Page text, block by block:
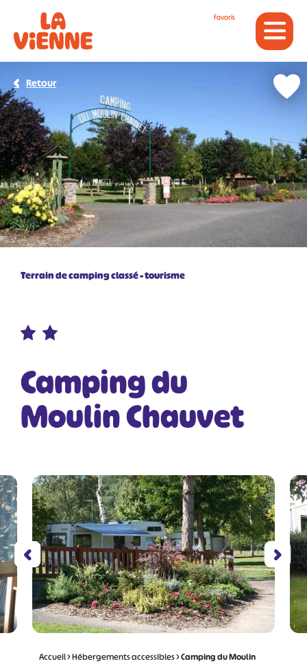
Favoris
Terrain de camping classé - tourisme
Camping du
Moulin Chauvet
Retour
Accueil>Hébergements accessibles>Camping du Moulin